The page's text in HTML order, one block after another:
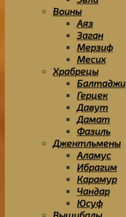
Воины
Аяз
Заган
Мерзиф
Месих
Храбрецы
Балтаджи
Герцек
Давут
Дамат
Фазиль
Джентльмены
Аламус
Ибрагим
Карамур
Чандар
Юсуф